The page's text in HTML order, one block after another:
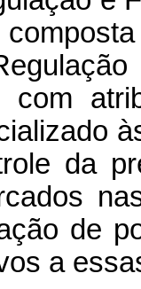
com
da
de
a